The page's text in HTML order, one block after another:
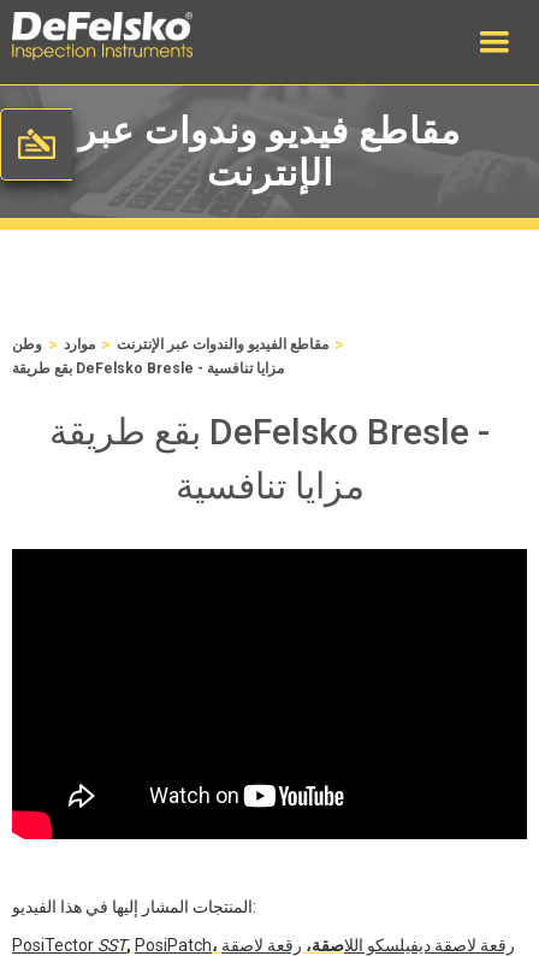
مقاطع فيديو وندوات عبر
الإنترنت
وطن > موارد > مقاطع الفيديو والندوات عبر الإنترنت >
بقع طريقة DeFelsko Bresle - مزايا تنافسية
بقع طريقة DeFelsko Bresle -
مزايا تنافسية
المنتجات المشار إليها في هذا الفيديو:
PosiTector SST, PosiPatch، رقعة لاصقة ديفيلسكو اللاصقة، رقعة لاصقة